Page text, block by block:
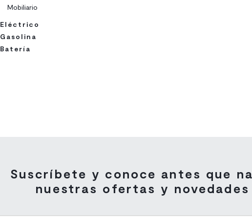
Mobiliario
Eléctrico
Gasolina
Batería
Suscríbete y conoce antes que
nuestras ofertas y novedades